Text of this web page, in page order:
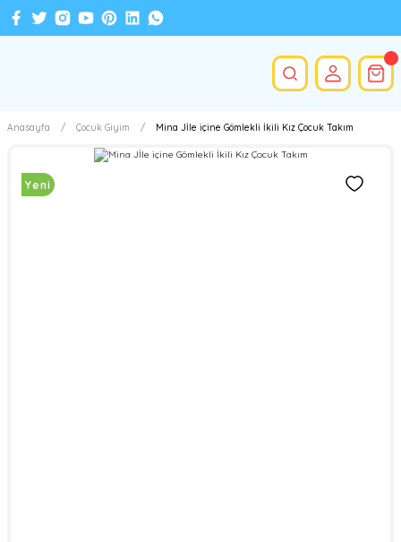
Anasayfa Çocuk Giyim Mina Jİle içine Gömlekli İkili Kız Çocuk Takım
Yeni